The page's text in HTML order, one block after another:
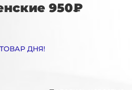
950₽
ТОВАР ДНЯ!